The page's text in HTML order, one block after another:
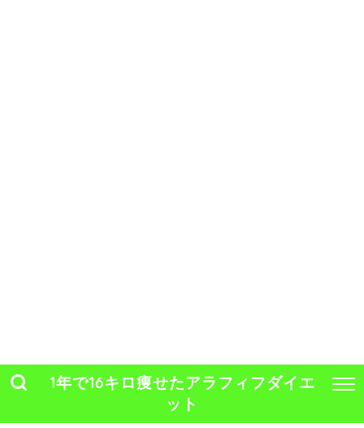
1年で16キロ痩せたアラフィフダイエ
ット